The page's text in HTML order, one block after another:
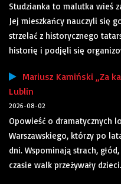
Studzianka to malutka wieś
Jej mieszkańcy nauczyli się
strzelać z historycznego
historię i podjęli się
Mariusz Kamiński „Za
Lublin
2026-08-02
Opowieść o dramatycznych
Warszawskiego, którzy po
dni. Wspominają strach,
czasie walk przeżywały